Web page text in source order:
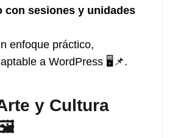
con sesiones y unidades
enfoque práctico,
a WordPress 🖥️📌.
y Cultura